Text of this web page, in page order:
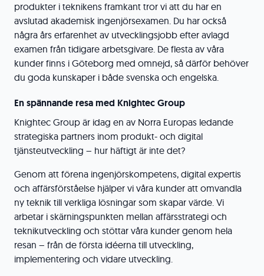
produkter i teknikens framkant tror vi att du har en
avslutad akademisk ingenjörsexamen. Du har också
några års erfarenhet av utvecklingsjobb efter avlagd
examen från tidigare arbetsgivare. De flesta av våra
kunder finns i Göteborg med omnejd, så därför behöver
du goda kunskaper i både svenska och engelska.
En spännande resa med Knightec Group
Knightec Group är idag en av Norra Europas ledande
strategiska partners inom produkt- och digital
tjänsteutveckling – hur häftigt är inte det?
Genom att förena ingenjörskompetens, digital expertis
och affärsförståelse hjälper vi våra kunder att omvandla
ny teknik till verkliga lösningar som skapar värde. Vi
arbetar i skärningspunkten mellan affärsstrategi och
teknikutveckling och stöttar våra kunder genom hela
resan – från de första idéerna till utveckling,
implementering och vidare utveckling.